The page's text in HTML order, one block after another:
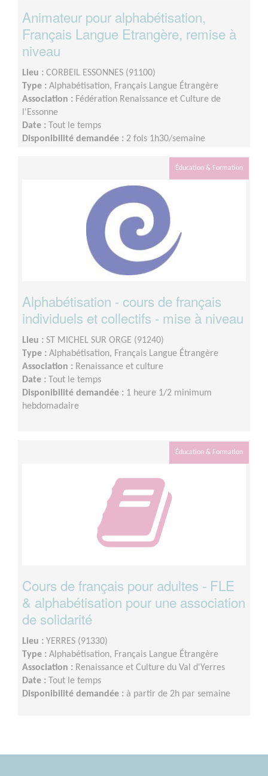
Animateur pour alphabétisation,
Français Langue Etrangère, remise à
niveau
Lieu : CORBEIL ESSONNES (91100)
Type : Alphabétisation, Français Langue Étrangère
Association : Fédération Renaissance et Culture de
l'Essonne
Date :
Tout le temps
Disponibilité demandée : 2 fois 1h30/semaine
Éducation & Formation
Alphabétisation - cours de français
individuels et collectifs - mise à niveau
Lieu : ST MICHEL SUR ORGE (91240)
Type : Alphabétisation, Français Langue Étrangère
Association : Renaissance et culture
Date :
Tout le temps
Disponibilité demandée : 1 heure 1/2 minimum
hebdomadaire
Éducation & Formation
Cours de français pour adultes - FLE
& alphabétisation pour une association
de solidarité
Lieu : YERRES (91330)
Type : Alphabétisation, Français Langue Étrangère
Association : Renaissance et Culture du Val d'Yerres
Date :
Tout le temps
Disponibilité demandée : à partir de 2h par semaine